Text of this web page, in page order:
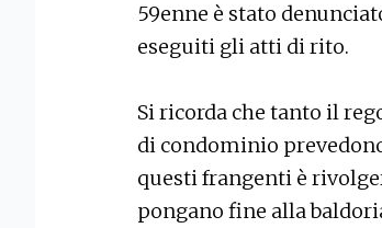
59enne è stato
eseguiti gli atti di rito.
Si ricorda che tanto il
di condominio
questi frangenti è
pongano fine alla